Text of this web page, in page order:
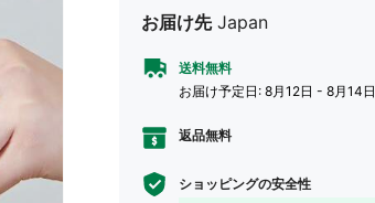
お届け先 Japan
送料無料
お届け予定日: 8月12日 - 8月14日
返品無料
ショッピングの安全性